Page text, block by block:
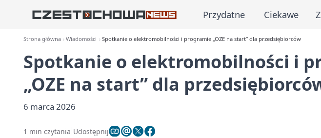
Przydatne Ciekawe
Strona główna Wiadomości Spotkanie o elektromobilności i programie „OZE na start” dla przedsiębiorców
Spotkanie o elektromobilności i
„OZE na start” dla
6 marca 2026
1 min czytania Udostępnij